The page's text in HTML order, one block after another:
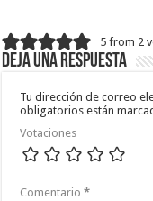
5 from 2
Deja una respuesta
Tu dirección de correo
obligatorios están
Votaciones
Comentario*